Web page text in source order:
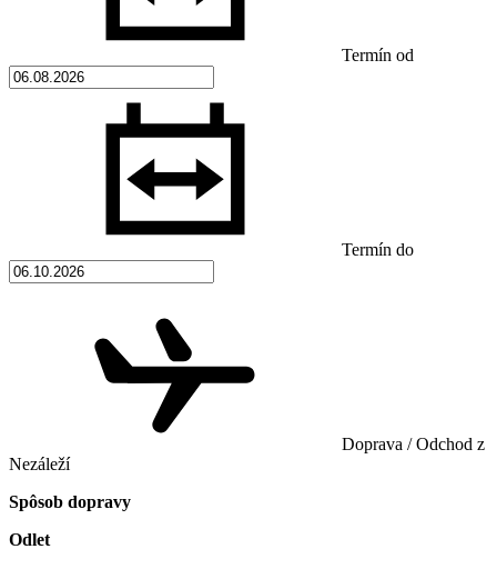
Termín od
Termín do
Doprava / Odchod z
Nezáleží
Spôsob dopravy
Odlet